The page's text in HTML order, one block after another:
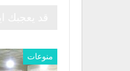
منوعات